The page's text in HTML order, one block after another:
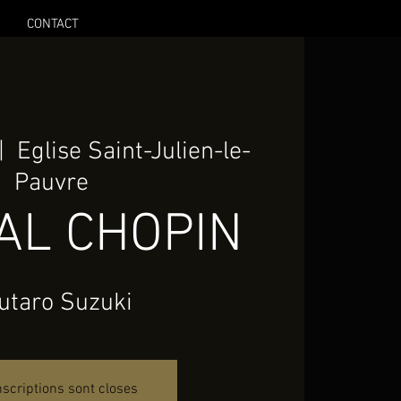
CONTACT
Eglise Saint-Julien-le-
Pauvre
CHOPIN
Suzuki
sont closes